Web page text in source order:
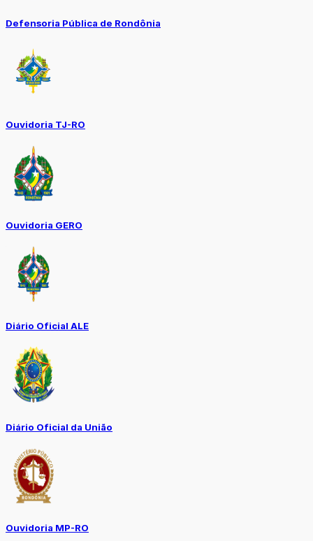
Defensoria Pública de Rondônia
Ouvidoria TJ-RO
Ouvidoria GERO
Diário Oficial ALE
Diário Oficial da União
Ouvidoria MP-RO